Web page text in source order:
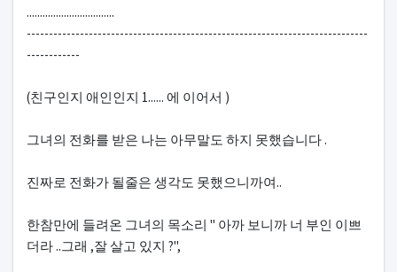
.................................
-----------------------------------------------------------------------------
------------
(친구인지 애인인지 1...... 에 이어서 )
그녀의 전화를 받은 나는 아무말도 하지 못했습니다 .
진짜로 전화가 될줄은 생각도 못했으니까여..
한참만에 들려온 그녀의 목소리 " 아까 보니까 너 부인 이쁘
더라 ..그래 ,잘 살고 있지 ?",